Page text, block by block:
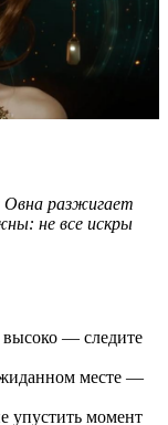
Овна разжигает
не все искры
высоко — следите
месте —
упустить момент